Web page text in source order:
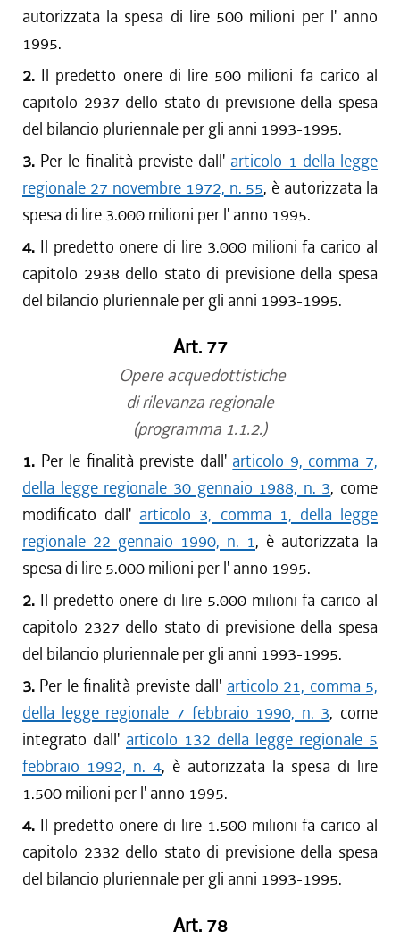
autorizzata la spesa di lire 500 milioni per l' anno
1995.
2. Il predetto onere di lire 500 milioni fa carico al
capitolo 2937 dello stato di previsione della spesa
del bilancio pluriennale per gli anni 1993-1995.
3. Per le finalità previste dall' articolo 1 della legge
regionale 27 novembre 1972, n. 55, è autorizzata la
spesa di lire 3.000 milioni per l' anno 1995.
4. Il predetto onere di lire 3.000 milioni fa carico al
capitolo 2938 dello stato di previsione della spesa
del bilancio pluriennale per gli anni 1993-1995.
Art. 77
Opere acquedottistiche
di rilevanza regionale
(programma 1.1.2.)
1. Per le finalità previste dall' articolo 9, comma 7,
della legge regionale 30 gennaio 1988, n. 3, come
modificato dall' articolo 3, comma 1, della legge
regionale 22 gennaio 1990, n. 1, è autorizzata la
spesa di lire 5.000 milioni per l' anno 1995.
2. Il predetto onere di lire 5.000 milioni fa carico al
capitolo 2327 dello stato di previsione della spesa
del bilancio pluriennale per gli anni 1993-1995.
3. Per le finalità previste dall' articolo 21, comma 5,
della legge regionale 7 febbraio 1990, n. 3, come
integrato dall' articolo 132 della legge regionale 5
febbraio 1992, n. 4, è autorizzata la spesa di lire
1.500 milioni per l' anno 1995.
4. Il predetto onere di lire 1.500 milioni fa carico al
capitolo 2332 dello stato di previsione della spesa
del bilancio pluriennale per gli anni 1993-1995.
Art. 78